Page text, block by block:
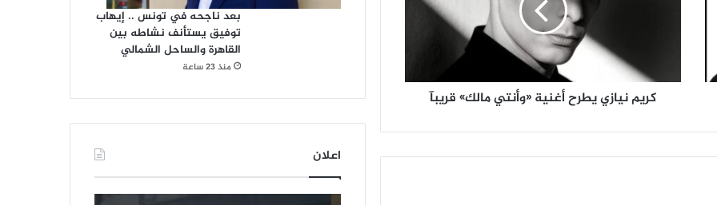
ي
ر
كريم نيازي يطرح أغنية «وأنتي مالك» قريبآ
بعد ناجحه في تونس .. إيهاب
توفيق يستأنف نشاطه بين
القاهرة والساحل الشمالي
منذ 23 ساعة
اعلان